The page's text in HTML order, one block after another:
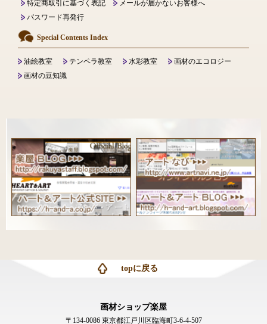
特定商取引に基づく表記
メールが届かないお客様へ
パスワード再発行
Special Contents Index
油絵教室 テンペラ教室 水彩教室
画材のエコロジー
画材の豆知識
topに戻る
画材ショップ楽屋
〒134-0086 東京都江戸川区臨海町3-6-4-507